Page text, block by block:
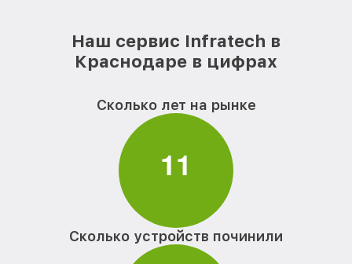
Наш сервис Infratech в
Краснодаре в цифрах
Сколько лет на рынке
11
Сколько устройств починили